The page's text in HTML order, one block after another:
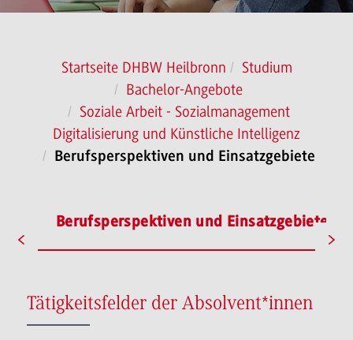
Startseite DHBW Heilbronn
Studium
Bachelor-Angebote
Soziale Arbeit - Sozialmanagement
Digitalisierung und Künstliche Intelligenz
Berufsperspektiven und Einsatzgebiete
Berufsperspektiven und Einsatzgebiete
Tätigkeitsfelder der Absolvent*innen